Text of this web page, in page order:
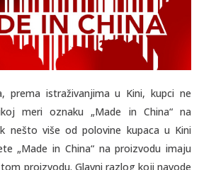
prema istraživanjima u Kini, kupci ne
meri oznaku „Made in China“ na
nešto više od polovine kupaca u Kini
„Made in China“ na proizvodu imaju
proizvodu. Glavni razlog koji navode